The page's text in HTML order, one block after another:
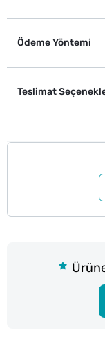
Ödeme Yöntemi
Teslimat